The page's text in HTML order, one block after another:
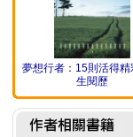
夢想行者：15則活得精
生閱歷